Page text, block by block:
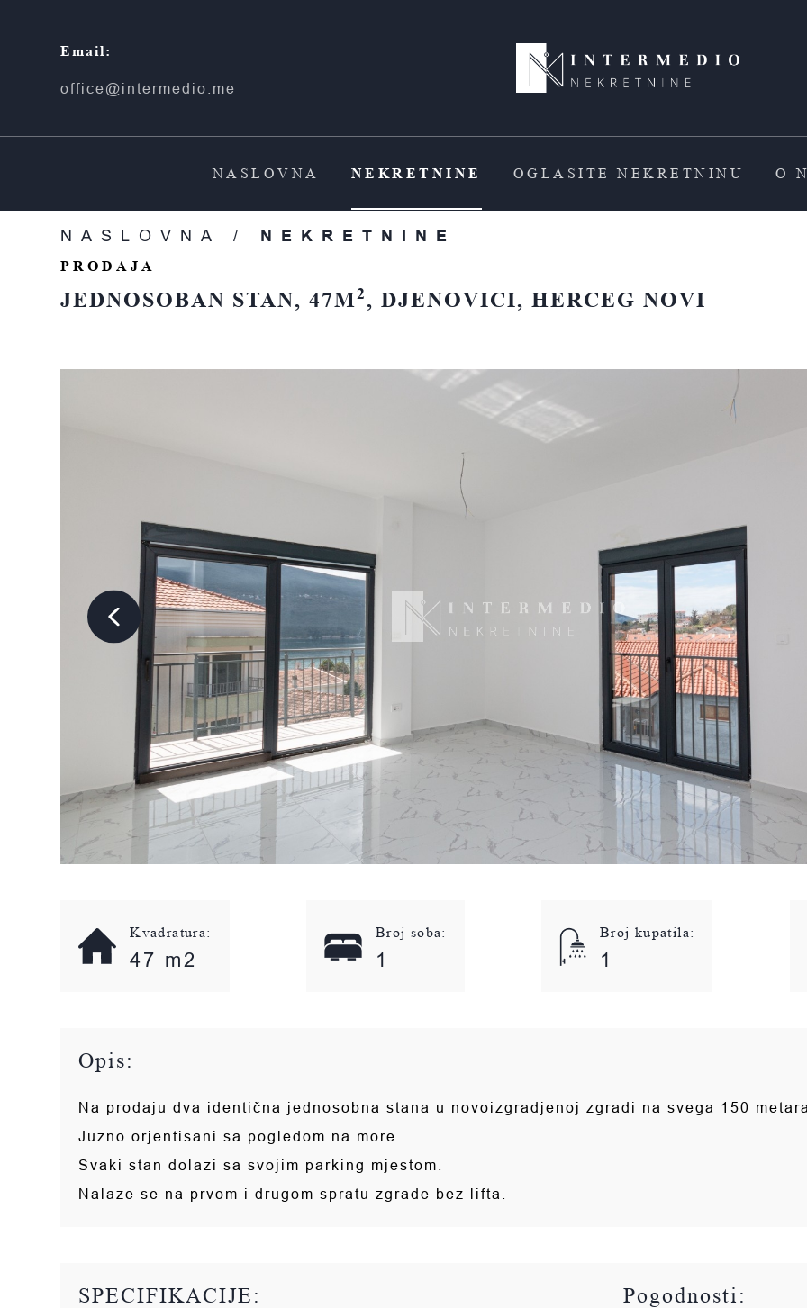
Email:
office@intermedio.me
NASLOVNA NEKRETNINE OGLASITE NEKRETNINU O
NASLOVNA / NEKRETNINE
PRODAJA
JEDNOSOBAN STAN, 47M2, DJENOVICI, HERCEG NOVI
Kvadratura:
47 m2
Broj soba:
1
Broj kupatila:
1
Opis:
Na prodaju dva identična jednosobna stana u novoizgradjenoj zgradi na svega 150 metara
Juzno orjentisani sa pogledom na more.
Svaki stan dolazi sa svojim parking mjestom.
Nalaze se na prvom i drugom spratu zgrade bez lifta.
SPECIFIKACIJE: Pogodnosti: